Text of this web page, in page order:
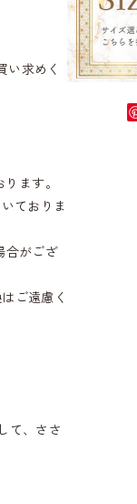
求めく
ます。
ておりま
合がござ
ご遠慮く
て、ささ